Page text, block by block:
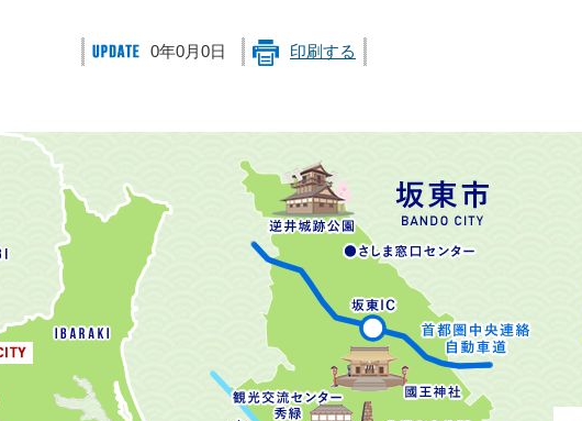
0年0月0日 印刷する